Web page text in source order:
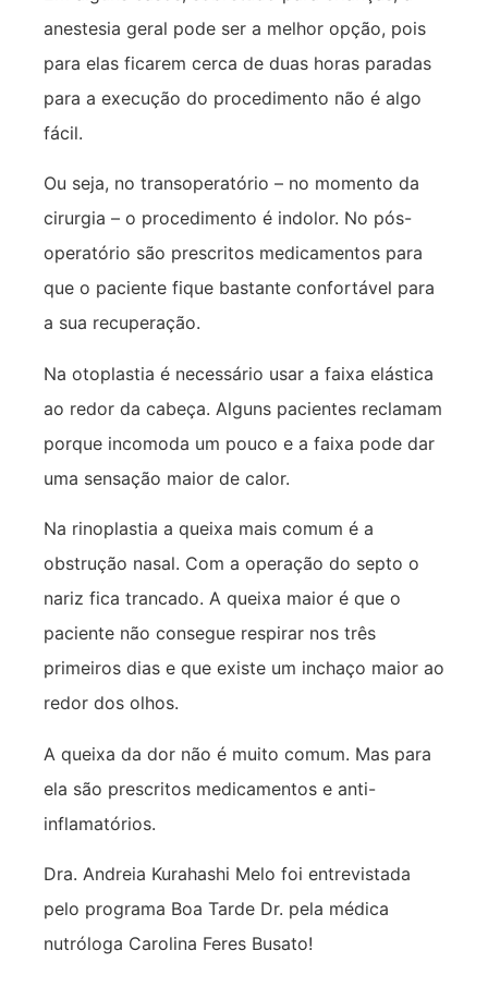
anestesia geral pode ser a melhor opção, pois
para elas ficarem cerca de duas horas paradas
para a execução do procedimento não é algo
fácil.
Ou seja, no transoperatório – no momento da
cirurgia – o procedimento é indolor. No pós-
operatório são prescritos medicamentos para
que o paciente fique bastante confortável para
a sua recuperação.
Na otoplastia é necessário usar a faixa elástica
ao redor da cabeça. Alguns pacientes reclamam
porque incomoda um pouco e a faixa pode dar
uma sensação maior de calor.
Na rinoplastia a queixa mais comum é a
obstrução nasal. Com a operação do septo o
nariz fica trancado. A queixa maior é que o
paciente não consegue respirar nos três
primeiros dias e que existe um inchaço maior ao
redor dos olhos.
A queixa da dor não é muito comum. Mas para
ela são prescritos medicamentos e anti-
inflamatórios.
Dra. Andreia Kurahashi Melo foi entrevistada
pelo programa Boa Tarde Dr. pela médica
nutróloga Carolina Feres Busato!